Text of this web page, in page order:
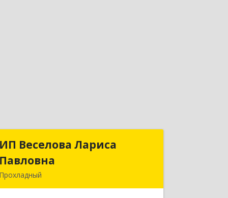
ИП Веселова Лариса
Павловна
Прохладный
ИП Веселова Лариса